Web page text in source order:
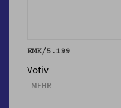
EMK/5.199
Votiv
_MEHR